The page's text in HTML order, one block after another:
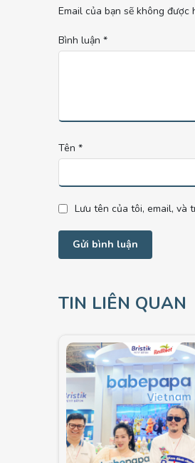
Email của bạn sẽ không được
Bình luận *
Tên *
Lưu tên của tôi, email, và
TIN LIÊN QUAN